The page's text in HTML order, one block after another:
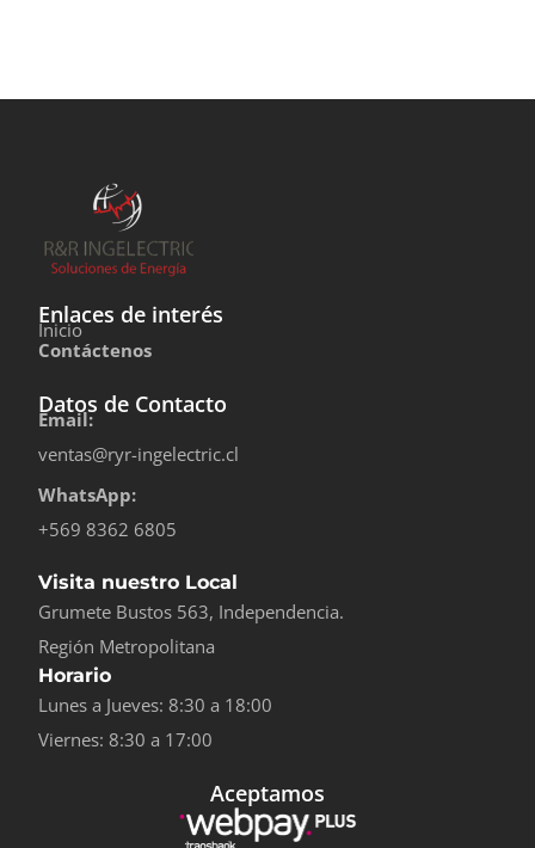
Enlaces de interés
Inicio
Contáctenos
Datos de Contacto
Email:
ventas@ryr-ingelectric.cl
WhatsApp:
+569 8362 6805
Visita nuestro Local
Grumete Bustos 563, Independencia.
Región Metropolitana
Horario
Lunes a Jueves: 8:30 a 18:00
Viernes: 8:30 a 17:00
Aceptamos